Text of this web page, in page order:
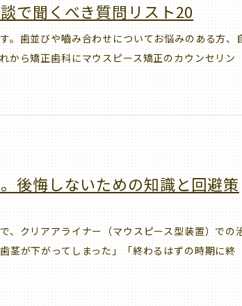
で聞くべき質問リスト20
。歯並びや嚙み合わせについてお悩みのある方、
から矯正歯科にマウスピース矯正のカウンセリン
後悔しないための知識と回避策
、クリアアライナー（マウスピース型装置）での
茎が下がってしまった」「終わるはずの時期に終